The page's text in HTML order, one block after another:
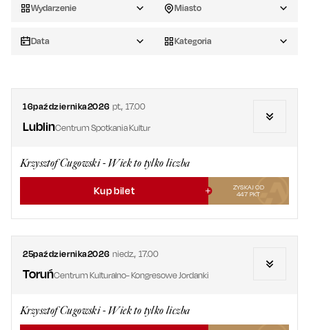
Wydarzenie Miasto
Data Kategoria
16października2026 pt.,17.00
LublinCentrum Spotkania Kultur
Krzysztof Cugowski - Wiek to tylko liczba
Kup bilet
ZYSKAJ OD
447 PKT
25października2026 niedz.,17.00
ToruńCentrum Kulturalno- Kongresowe Jordanki
Krzysztof Cugowski - Wiek to tylko liczba